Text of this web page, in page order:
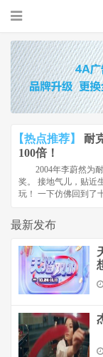
【热点推荐】
耐
100倍！
2004年李蔚然为
奖。 接地气儿，贴近
玩！ 一下仿佛回到
最新发布